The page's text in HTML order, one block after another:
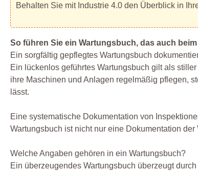
Behalten Sie mit Industrie 4.0 den Überblick in
So führen Sie ein Wartungsbuch, das auch
Ein sorgfältig gepflegtes Wartungsbuch
Ein lückenlos geführtes Wartungsbuch gilt als
ihre Maschinen und Anlagen regelmäßig pflegen,
lässt.
Eine systematische Dokumentation von
Wartungsbuch ist nicht nur eine Dokumentation
Welche Angaben gehören in ein Wartungsbuch?
Ein überzeugendes Wartungsbuch überzeugt